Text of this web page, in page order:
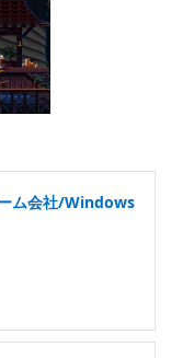
ム会社/Windows